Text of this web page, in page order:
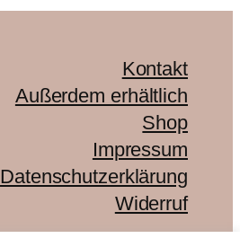
Kontakt
Außerdem erhältlich
Shop
Impressum
Datenschutzerklärung
Widerruf